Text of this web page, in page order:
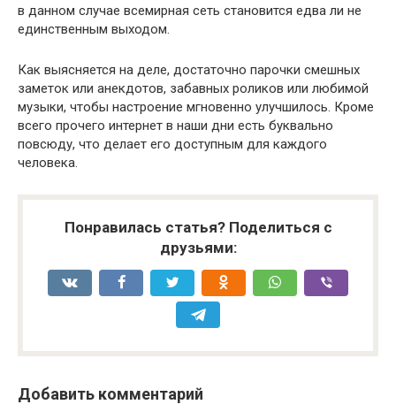
в данном случае всемирная сеть становится едва ли не
единственным выходом.
Как выясняется на деле, достаточно парочки смешных
заметок или анекдотов, забавных роликов или любимой
музыки, чтобы настроение мгновенно улучшилось. Кроме
всего прочего интернет в наши дни есть буквально
повсюду, что делает его доступным для каждого
человека.
Понравилась статья? Поделиться с
друзьями:
Добавить комментарий